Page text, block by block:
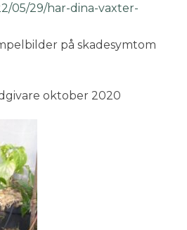
05/29/har-dina-vaxter-
på skadesymtom
oktober 2020